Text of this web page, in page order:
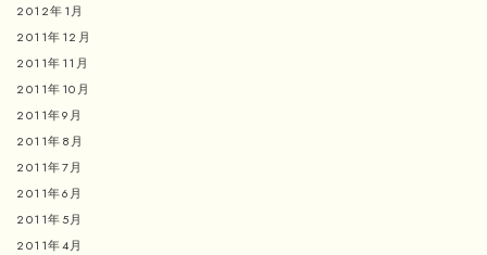
2012年1月
2011年12月
2011年11月
2011年10月
2011年9月
2011年8月
2011年7月
2011年6月
2011年5月
2011年4月